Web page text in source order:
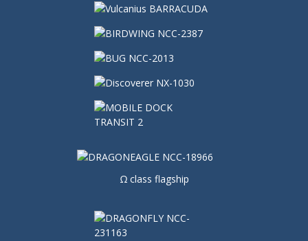
Ω class flagship